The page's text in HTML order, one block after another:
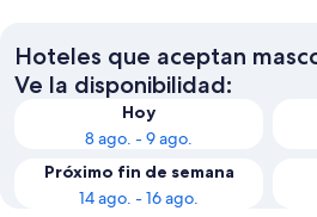
Hoteles que aceptan
Ve la disponibilidad:
Hoy
8 ago. - 9 ago.
Próximo fin de semana
14 ago. - 16 ago.